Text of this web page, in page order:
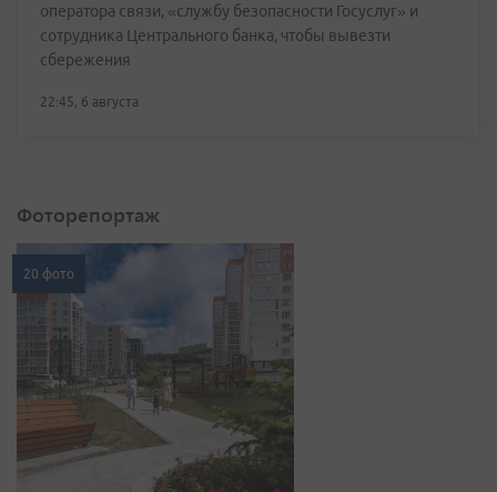
оператора связи, «службу безопасности Госуслуг» и
сотрудника Центрального банка, чтобы вывезти
сбережения
22:45, 6 августа
Фоторепортаж
20 фото